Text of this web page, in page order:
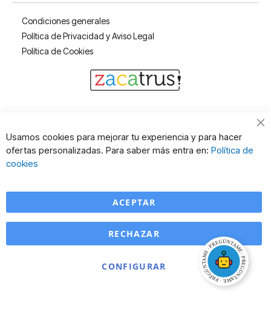
Condiciones generales
Política de Privacidad y Aviso Legal
Política de Cookies
Usamos cookies para mejorar tu experiencia y para hacer
ofertas personalizadas. Para saber más entra en: Política de
cookies
ACEPTAR
CONFIGURAR
RECHAZAR